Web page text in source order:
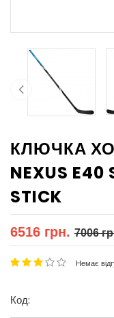
КЛЮЧКА
NEXUS E40
STICK
6516 грн. 7006
Немає
Код: